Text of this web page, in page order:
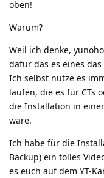
oben!
Warum?
Weil ich denke,
dafür das es eines
Ich selbst nutze es
laufen, die es für CTs
die Installation in
wäre.
Ich habe für die
Backup) ein tolles
es euch auf dem YT-